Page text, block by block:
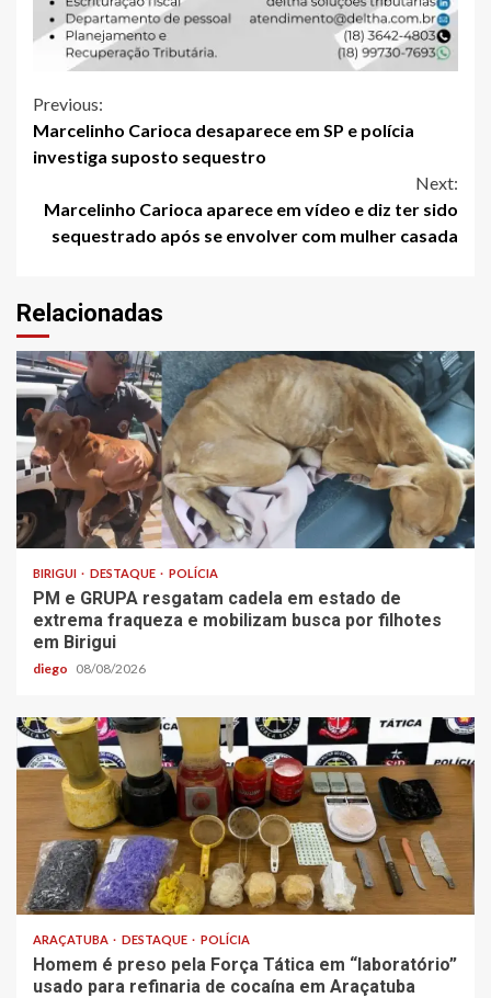
Continue
Reading
Previous:
Marcelinho Carioca desaparece em SP e polícia
investiga suposto sequestro
Next:
Marcelinho Carioca aparece em vídeo e diz ter sido
sequestrado após se envolver com mulher casada
Relacionadas
BIRIGUI DESTAQUE POLÍCIA
PM e GRUPA resgatam cadela em estado de
extrema fraqueza e mobilizam busca por filhotes
em Birigui
diego 08/08/2026
ARAÇATUBA DESTAQUE POLÍCIA
Homem é preso pela Força Tática em “laboratório”
usado para refinaria de cocaína em Araçatuba